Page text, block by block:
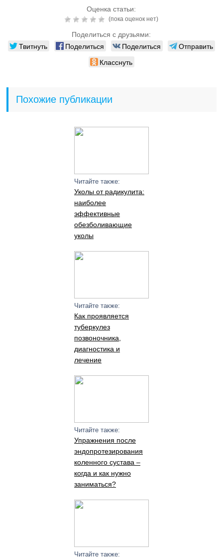
Оценка статьи:
(пока оценок нет)
Поделиться с друзьями:
Твитнуть Поделиться Поделиться
Отправить
Класснуть
Похожие публикации
Читайте также:
Уколы от радикулита:
наиболее
эффективные
обезболивающие
уколы
Читайте также:
Как проявляется
туберкулез
позвоночника,
диагностика и
лечение
Читайте также:
Упражнения после
эндопротезирования
коленного сустава –
когда и как нужно
заниматься?
Читайте также: